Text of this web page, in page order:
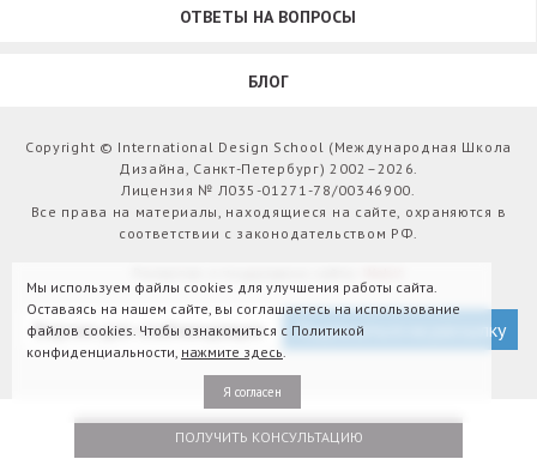
ОТВЕТЫ НА ВОПРОСЫ
БЛОГ
Copyright © International Design School (Международная Школа
Дизайна, Санкт-Петербург) 2002–2026.
Лицензия № Л035-01271-78/00346900.
Все права на материалы, находящиеся на сайте, охраняются в
соответствии с законодательством РФ.
Версия для слабовидящих Подписаться на рассылку
ПОЛУЧИТЬ КОНСУЛЬТАЦИЮ
Мы используем файлы cookies для улучшения работы сайта.
Оставаясь на нашем сайте, вы соглашаетесь на использование
файлов cookies. Чтобы ознакомиться с Политикой
конфиденциальности, нажмите здесь.
Я согласен